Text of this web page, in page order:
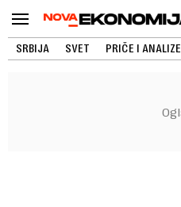
SRBIJA SVET PRIČE I ANALIZE